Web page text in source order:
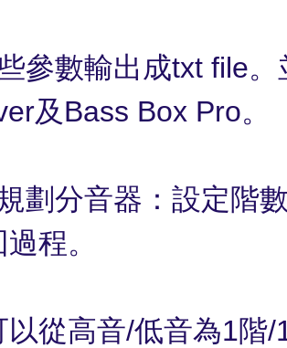
參數輸出成txt file。
及 Bass Box Pro。
劃分音器：設定階
程。
以從高音/低音為1階/